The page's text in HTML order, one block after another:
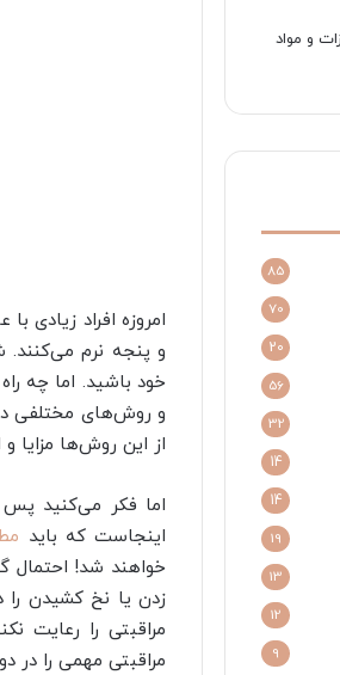
امروزه افراد زیادی
و پنجه نرم می‌کنند.
خود باشید. اما چه
و روش‌های مختلفی
از این روش‌ها مزایا و
اما فکر می‌کنید پس
اینجاست که باید
خواهند شد! احتمال
زدن یا نخ کشیدن را
مراقبتی را رعایت
مراقبتی مهمی را در
و مواد
85
70
20
56
32
14
14
19
13
12
9